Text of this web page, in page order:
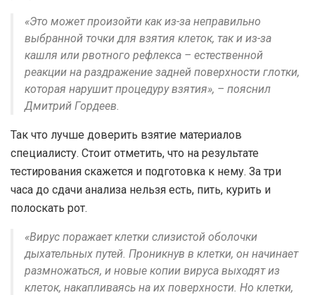
«Это может произойти как из-за неправильно
выбранной точки для взятия клеток, так и из-за
кашля или рвотного рефлекса – естественной
реакции на раздражение задней поверхности глотки,
которая нарушит процедуру взятия», – пояснил
Дмитрий Гордеев.
Так что лучше доверить взятие материалов
специалисту. Стоит отметить, что на результате
тестирования скажется и подготовка к нему. За три
часа до сдачи анализа нельзя есть, пить, курить и
полоскать рот.
«Вирус поражает клетки слизистой оболочки
дыхательных путей. Проникнув в клетки, он начинает
размножаться, и новые копии вируса выходят из
клеток, накапливаясь на их поверхности. Но клетки,